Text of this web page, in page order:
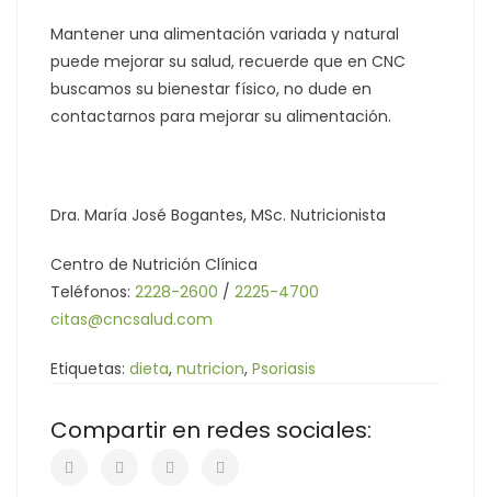
Mantener una alimentación variada y natural
puede mejorar su salud, recuerde que en CNC
buscamos su bienestar físico, no dude en
contactarnos para mejorar su alimentación.
Dra. María José Bogantes, MSc. Nutricionista
Centro de Nutrición Clínica
Teléfonos: 2228-2600 / 2225-4700
citas@cncsalud.com
Etiquetas: dieta, nutricion, Psoriasis
Compartir en redes sociales: